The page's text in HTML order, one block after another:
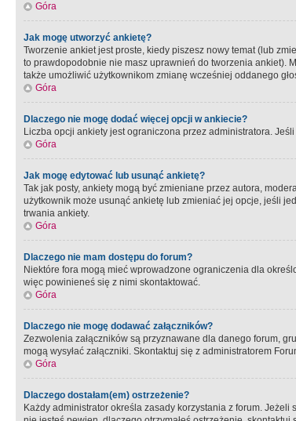
Góra
Jak mogę utworzyć ankietę?
Tworzenie ankiet jest proste, kiedy piszesz nowy temat (lub
to prawdopodobnie nie masz uprawnień do tworzenia ankiet).
także umożliwić użytkownikom zmianę wcześniej oddanego
Góra
Dlaczego nie mogę dodać więcej opcji w ankiecie?
Liczba opcji ankiety jest ograniczona przez administratora.
Góra
Jak mogę edytować lub usunąć ankietę?
Tak jak posty, ankiety mogą być zmieniane przez autora,
użytkownik może usunąć ankietę lub zmieniać jej opcje, jeśli
trwania ankiety.
Góra
Dlaczego nie mam dostępu do forum?
Niektóre fora mogą mieć wprowadzone ograniczenia dla
więc powinieneś się z nimi skontaktować.
Góra
Dlaczego nie mogę dodawać załączników?
Zezwolenia załączników są przyznawane dla danego forum,
mogą wysyłać załączniki. Skontaktuj się z administratorem
Góra
Dlaczego dostałam(em) ostrzeżenie?
Każdy administrator określa zasady korzystania z forum.